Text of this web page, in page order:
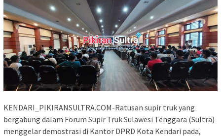
KENDARI_PIKIRANSULTRA.COM-Ratusan supir truk yang
bergabung dalam Forum Supir Truk Sulawesi Tenggara (Sultra)
menggelar demostrasi di Kantor DPRD Kota Kendari pada,